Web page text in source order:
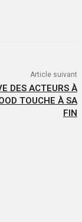
Article suivant
DES ACTEURS À
TOUCHE À SA
FIN